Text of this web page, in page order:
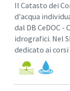
Il Catasto dei
d'acqua
dal DB CeDOC
idrografici. Nel
dedicato ai corsi